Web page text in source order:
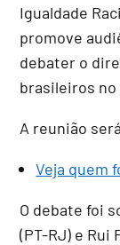
Igualdade
promove
debater o
brasileiros
A reunião
Veja quem
O debate foi
(PT-RJ) e Rui